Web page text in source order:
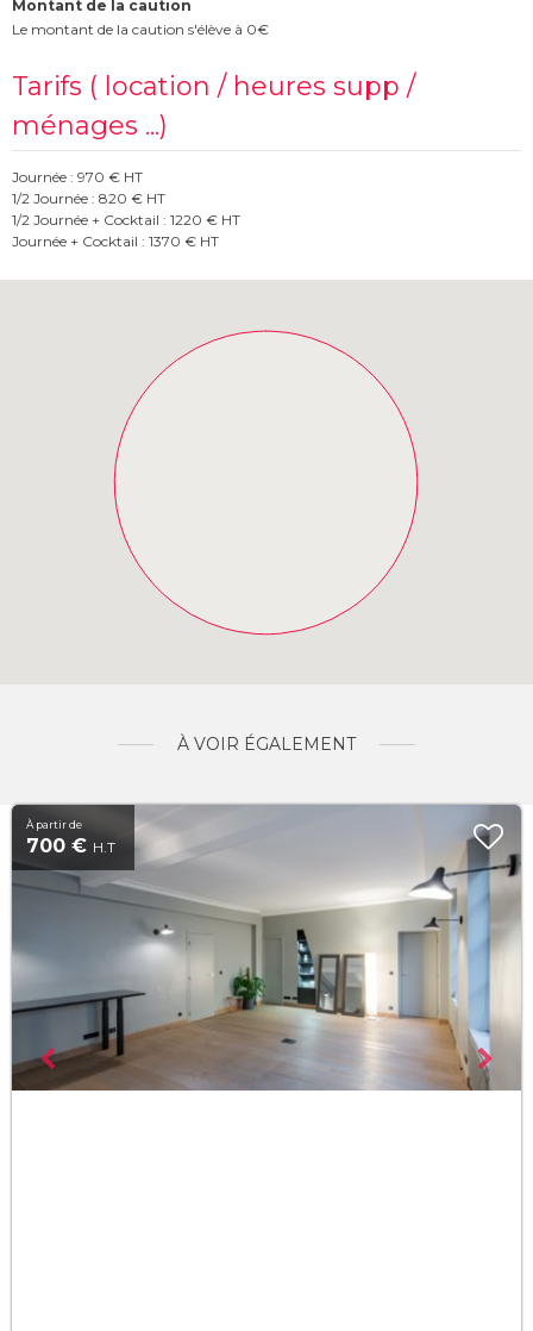
Montant de la caution
Le montant de la caution s'élève à 0€
Tarifs ( location / heures supp /
ménages ...)
Journée : 970 € HT
1/2 Journée : 820 € HT
1/2 Journée + Cocktail : 1220 € HT
Journée + Cocktail : 1370 € HT
À VOIR ÉGALEMENT
À partir de
700 € H.T